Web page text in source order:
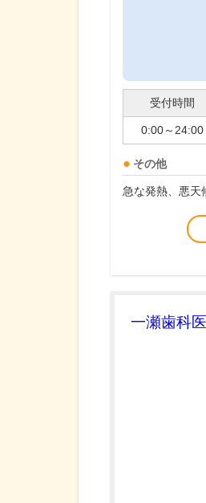
受付時間
0:00～24:00
その他
急な発熱、悪天
一瀬歯科